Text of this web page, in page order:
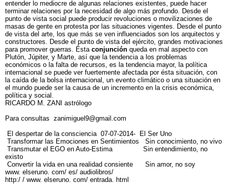
entender lo mediocre de algunas relaciones existentes, puede hacer
terminar relaciones por la necesidad de algo más profundo. Desde el
punto de vista social puede producir revoluciones o movilizaciones de
masas de gente en protesta por las situaciones vigentes. Desde el punto
de vista del arte, los que más se ven influenciados son los arquitectos y
constructores. Desde el punto de vista del ejército, grandes motivaciones
para promover guerras. Ésta conjunción queda en mal aspecto con
Plutón, Júpiter, y Marte, así que la tendencia a los problemas
económicos o la falta de recursos, es la tendencia mayor, la política
internacional se puede ver fuertemente afectada por ésta situación, con
la caída de la bolsa internacional, un evento climático o una situación en
el mundo puede ser la causa de un incremento en la crisis económica,
política y social.
RICARDO M. ZANI astrólogo
Para consultas zanimiguel9@gmail.com
El despertar de la consciencia 07-07-2014- El Ser Uno
Transformar las Emociones en Sentimientos Sin conocimiento, no vivo
Transmutar el EGO en Auto-Estima Sin entendimiento, no
existo
Convertir la vida en una realidad consiente Sin amor, no soy
www. elseruno. com/ es/ audiolibros/
http:/ / www. elseruno. com/ entrada. html